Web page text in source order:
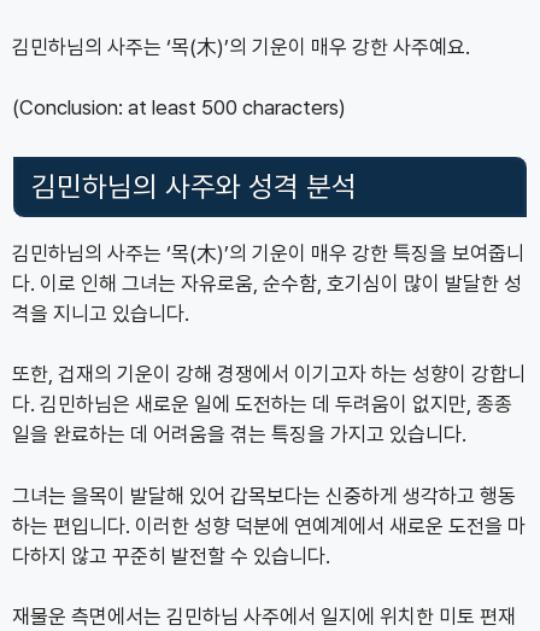
김민하님의 사주는 ‘목(木)’의 기운이 매우 강한 사주예요.
(Conclusion: at least 500 characters)
김민하님의 사주와 성격 분석
김민하님의 사주는 ‘목(木)’의 기운이 매우 강한 특징을 보여줍니
다. 이로 인해 그녀는 자유로움, 순수함, 호기심이 많이 발달한 성
격을 지니고 있습니다.
또한, 겁재의 기운이 강해 경쟁에서 이기고자 하는 성향이 강합니
다. 김민하님은 새로운 일에 도전하는 데 두려움이 없지만, 종종
일을 완료하는 데 어려움을 겪는 특징을 가지고 있습니다.
그녀는 을목이 발달해 있어 갑목보다는 신중하게 생각하고 행동
하는 편입니다. 이러한 성향 덕분에 연예계에서 새로운 도전을 마
다하지 않고 꾸준히 발전할 수 있습니다.
재물운 측면에서는 김민하님 사주에서 일지에 위치한 미토 편재